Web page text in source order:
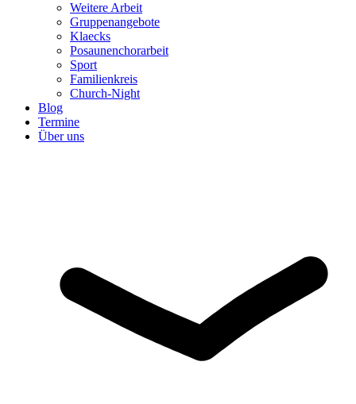
Weitere Arbeit
Gruppenangebote
Klaecks
Posaunenchorarbeit
Sport
Familienkreis
Church-Night
Blog
Termine
Über uns